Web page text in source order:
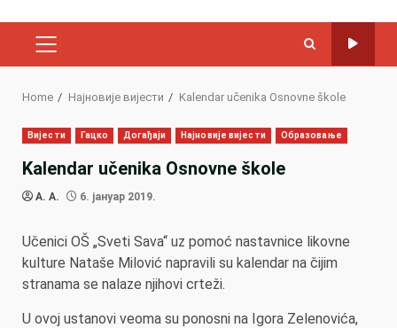
PRIMARY
Home Најновије вијести Kalendar učenika Osnovne škole
Вијести Гацко Догађаји Најновије вијести Образовање
Kalendar učenika Osnovne škole
A. A. 6. јануар 2019.
Učenici OŠ „Sveti Sava“ uz pomoć nastavnice likovne
kulture Nataše Milović napravili su kalendar na čijim
stranama se nalaze njihovi crteži.
U ovoj ustanovi veoma su ponosni na Igora Zelenovića,